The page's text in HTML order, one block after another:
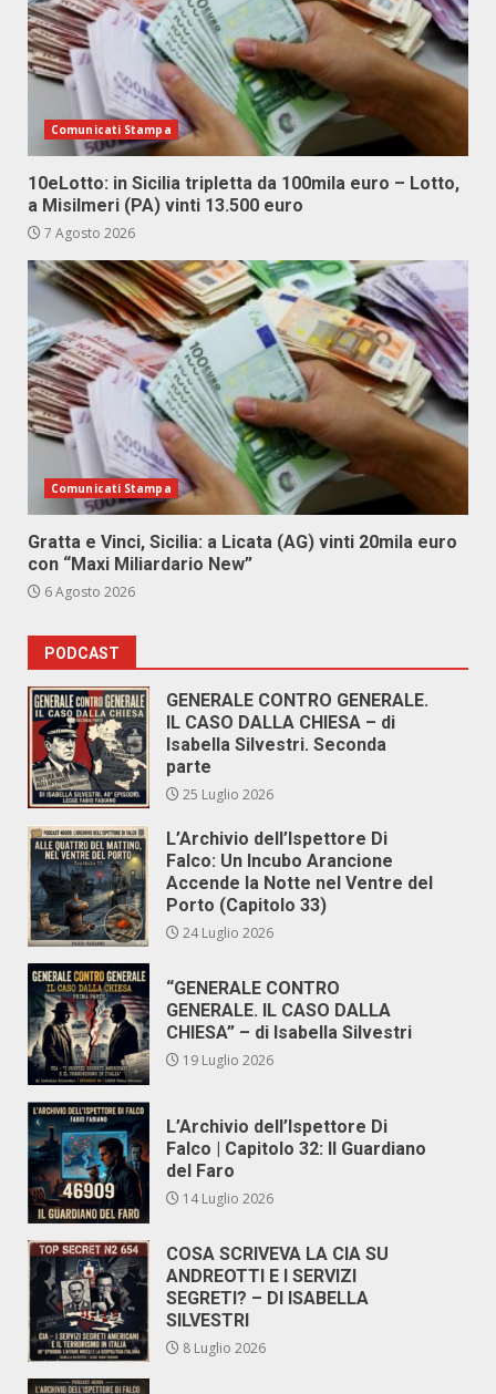
Comunicati Stampa
10eLotto: in Sicilia tripletta da 100mila euro – Lotto,
a Misilmeri (PA) vinti 13.500 euro
7 Agosto 2026
Comunicati Stampa
Gratta e Vinci, Sicilia: a Licata (AG) vinti 20mila euro
con “Maxi Miliardario New”
6 Agosto 2026
PODCAST
GENERALE CONTRO GENERALE.
IL CASO DALLA CHIESA – di
Isabella Silvestri. Seconda
parte
25 Luglio 2026
L’Archivio dell’Ispettore Di
Falco: Un Incubo Arancione
Accende la Notte nel Ventre del
Porto (Capitolo 33)
24 Luglio 2026
“GENERALE CONTRO
GENERALE. IL CASO DALLA
CHIESA” – di Isabella Silvestri
19 Luglio 2026
L’Archivio dell’Ispettore Di
Falco | Capitolo 32: Il Guardiano
del Faro
14 Luglio 2026
COSA SCRIVEVA LA CIA SU
ANDREOTTI E I SERVIZI
SEGRETI? – DI ISABELLA
SILVESTRI
8 Luglio 2026